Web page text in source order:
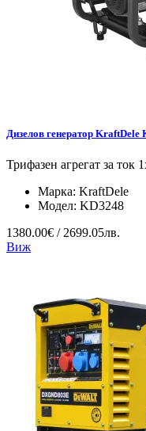
Дизелов генератор
Трифазен агрегат за ток
Марка: KraftDele
Модел: KD3248
1380.00€ / 2699.05лв.
Виж